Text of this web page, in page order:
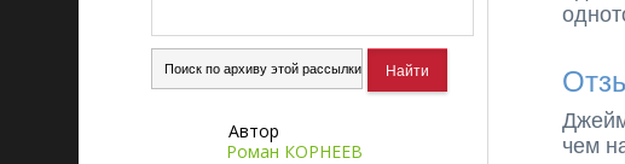
Автор
Роман КОРНЕЕВ
чем